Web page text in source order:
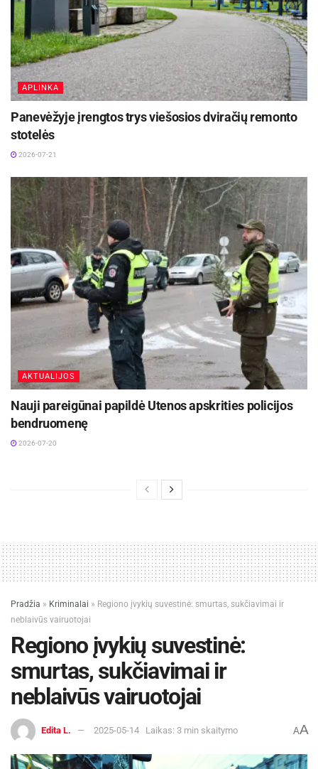
APLINKA
Panevėžyje įrengtos trys viešosios dviračių remonto
stotelės
2026-07-21
AKTUALIJOS
Nauji pareigūnai papildė Utenos apskrities policijos
bendruomenę
2026-07-20
Pradžia » Kriminalai » Regiono įvykių suvestinė: smurtas, sukčiavimai ir
neblaivūs vairuotojai
Regiono įvykių suvestinė:
smurtas, sukčiavimai ir
neblaivūs vairuotojai
Edita L. 2025-05-14 Laikas: 3 min skaitymo AA